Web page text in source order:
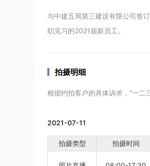
与中建五局第三建设有限公司签
职见习的2021届新员工。
拍摄明细
根据约拍客户的具体诉求，“一二
2021-07-11
拍摄类型 拍摄时间